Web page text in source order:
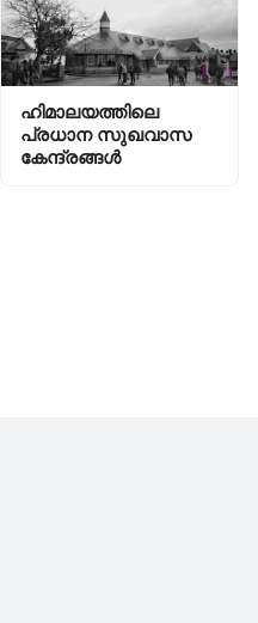
ഹിമാലയത്തിലെ
പ്രധാന സുഖവാസ
കേന്ദ്രങ്ങൾ